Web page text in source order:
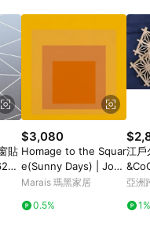
卡，開館保證金，補
站上之商品規格、
購物車不符，以
10. 點數紅包使用規
購物前往 Pinkoi
不符合導購資格；承
購物前往 Pinkoi 頁
貼
$3,080
Homage to the Squar
e(Sunny Days) | Jose
f Albers - 銀色鋁框-中
Marais 瑪黑家居
0.5%
江戶
亞洲
1%